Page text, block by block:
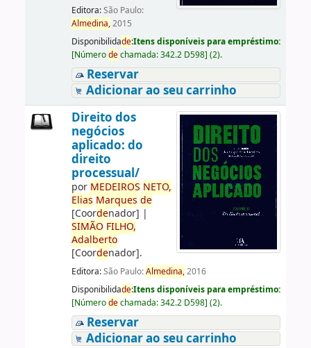
Editora:São Paulo:
Almedina,2015
Disponibilidade:Itens disponíveis para empréstimo:
[Númerodechamada:342.2 D598] (2).
Reservar
Adicionar ao seu carrinho
Direito dos
negócios
aplicado: do
direito
processual/
por MEDEIROS NETO,
Elias Marques de
[Coordenador] |
SIMÃO FILHO,
Adalberto
[Coordenador].
Editora:São Paulo:Almedina,2016
Disponibilidade:Itens disponíveis para empréstimo:
[Númerodechamada:342.2 D598] (2).
Reservar
Adicionar ao seu carrinho